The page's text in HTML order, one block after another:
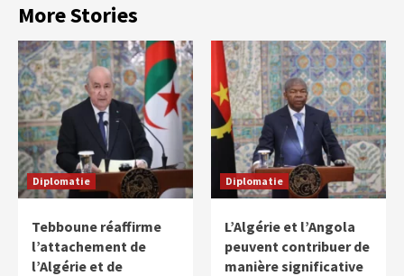
More Stories
Diplomatie
Tebboune réaffirme
l’attachement de
l’Algérie et de
Diplomatie
L’Algérie et l’Angola
peuvent contribuer de
manière significative